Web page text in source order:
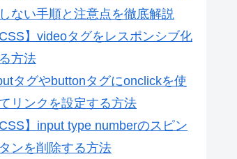
ない手順と注意点を徹底解説
CSS】videoタグをレスポンシブ化
方法
タグやbuttonタグにonclickを使
リンクを設定する方法
CSS】input type numberのスピン
ンを削除する方法